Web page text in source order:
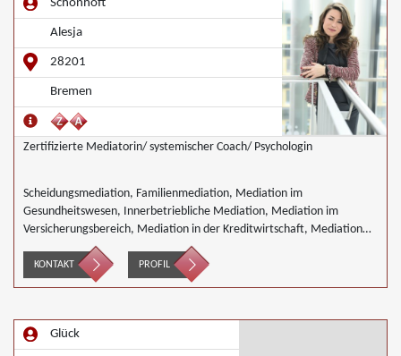
Schonhöft
Alesja
28201
Bremen
Zertifizierte Mediatorin/ systemischer Coach/ Psychologin
Scheidungsmediation, Familienmediation, Mediation im
Gesundheitswesen, Innerbetriebliche Mediation, Mediation im
Versicherungsbereich, Mediation in der Kreditwirtschaft, Mediation
bei Gesellschafterkonflikten, Mediation im öffentlichen Bereich,
Mediation bei Team- und Gruppenkonflikten, Mediation von
Unternehmensnachfolgen, Nachbarschaftsmediation, Schulmediation,
KONTAKT PROFIL
Glück